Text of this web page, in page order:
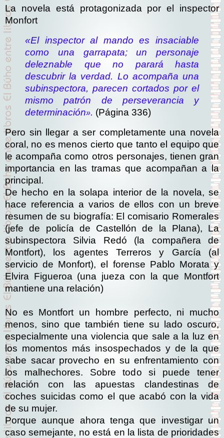
La novela está protagonizada por el inspector
Monfort
«El inspector al mando es insaciable
como una garrapata; un personaje
deleznable que no parará hasta
descubrir la verdad. Lo acompaña una
subinspectora, parecen cortados por el
mismo patrón de perseverancia y
determinación». (Página 336)
Pero sin llegar a ser completamente una novela
coral, no es menos cierto que tanto el equipo que
le acompaña como otros personajes, tienen gran
importancia en las tramas que acompañan a la
principal.
De hecho en la solapa interior de la novela, se
hace referencia a varios de ellos con un breve
resumen de su biografía: El comisario Romerales
(jefe de policía de Castellón de la Plana), La
subinspectora Silvia Redó (la compañera de
Montfort), los agentes Terreros y García (al
servicio de Monfort), el forense Pablo Morata y
Elvira Figueroa (una jueza con la que Montfort
mantiene una relación)
No es Montfort un hombre perfecto, ni mucho
menos, sino que también tiene su lado oscuro,
especialmente una violencia que sale a la luz en
los momentos más insospechados y de la que
sabe sacar provecho en su enfrentamiento con
los malhechores. Sobre todo si puede tener
relación con las apuestas clandestinas de
coches suicidas como el que acabó con la vida
de su mujer.
Porque aunque ahora tenga que investigar un
caso semejante, no está en la lista de prioridades